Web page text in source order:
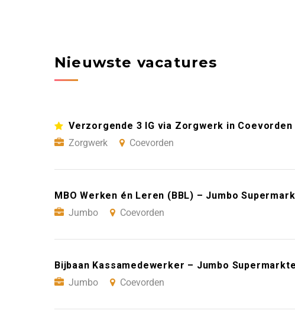
Nieuwste vacatures
Verzorgende 3 IG via Zorgwerk in Coevorden
Zorgwerk
Coevorden
MBO Werken én Leren (BBL) – Jumbo
Jumbo
Coevorden
Bijbaan Kassamedewerker – Jumbo
Jumbo
Coevorden